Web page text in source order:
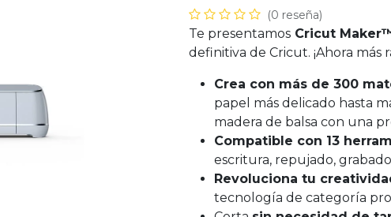
(0 reseña)
Te presentamos Cricut
definitiva de Cricut. ¡Ahora
Crea con más de 300
papel más delicado hasta
madera de balsa con una
Compatible con 13
escritura, repujado,
Revoluciona tu
tecnología de categoría